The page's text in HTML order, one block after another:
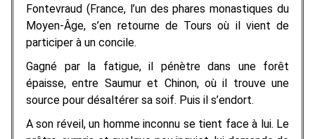
Fontevraud (France, l’un des phares monastiques du
Moyen-Âge, s’en retourne de Tours où il vient de
participer à un concile.
Gagné par la fatigue, il pénètre dans une forêt
épaisse, entre Saumur et Chinon, où il trouve une
source pour désaltérer sa soif. Puis il s’endort.
A son réveil, un homme inconnu se tient face à lui. Le